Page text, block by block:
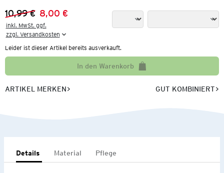
Vorheriger Preis:
10,99 €
Neuer Preis:
8,00 €
inkl. MwSt. ggf.
zzgl. Versandkosten
Leider ist dieser Artikel bereits ausverkauft.
In den Warenkorb
ARTIKEL MERKEN GUT KOMBINIERT
Details Material Pflege